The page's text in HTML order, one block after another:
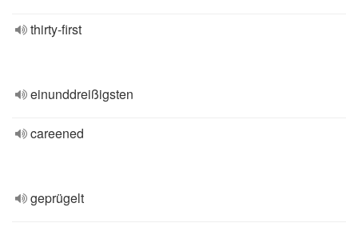
thirty-first
einunddreißigsten
careened
geprügelt